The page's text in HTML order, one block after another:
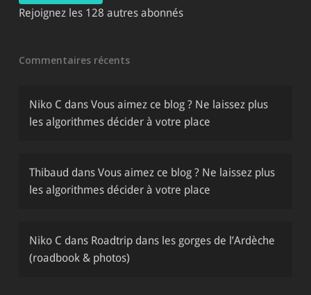
Rejoignez les 128 autres abonnés
Commentaires récents
Niko C dans Vous aimez ce blog ? Ne laissez plus
les algorithmes décider à votre place
Thibaud dans Vous aimez ce blog ? Ne laissez plus
les algorithmes décider à votre place
Niko C dans Roadtrip dans les gorges de l’Ardèche
(roadbook & photos)